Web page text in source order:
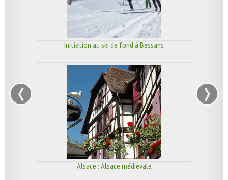
Initiation au ski de fond à Bessans
Alsace : Alsace médiévale
‹ ›